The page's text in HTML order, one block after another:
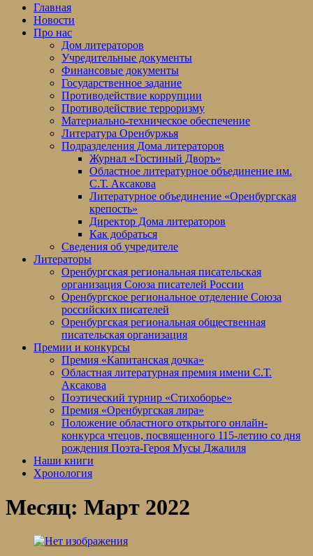
Главная
Новости
Про нас
Дом литераторов
Учредительные документы
Финансовые документы
Государственное задание
Противодействие коррупции
Противодействие терроризму
Материально-техническое обеспечение
Литература Оренбуржья
Подразделения Дома литераторов
Журнал «Гостиный Дворъ»
Областное литературное объединение им.
С.Т. Аксакова
Литературное объединение «Оренбургская
крепость»
Директор Дома литераторов
Как добраться
Сведения об учредителе
Литераторы
Оренбургская региональная писательская
организация Союза писателей России
Оренбургское региональное отделение Союза
российских писателей
Оренбургская региональная общественная
писательская организация
Премии и конкурсы
Премия «Капитанская дочка»
Областная литературная премия имени С.Т.
Аксакова
Поэтический турнир «Стихоборье»
Премия «Оренбургская лира»
Положение областного открытого онлайн-
конкурса чтецов, посвященного 115-летию со дня
рождения Поэта-Героя Мусы Джалиля
Наши книги
Хронология
Месяц: Март 2022